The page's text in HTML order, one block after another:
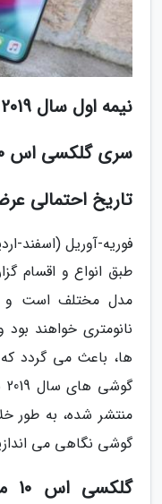
نیمه اول سال 2019
سری گلکسی اس 10
تاریخ احتمالی
فوریه-آوریل (اسفند-
نانومتری خواهند
ها، باعث می گردد
منتشر شده، به طور
گوشی نگاهی می